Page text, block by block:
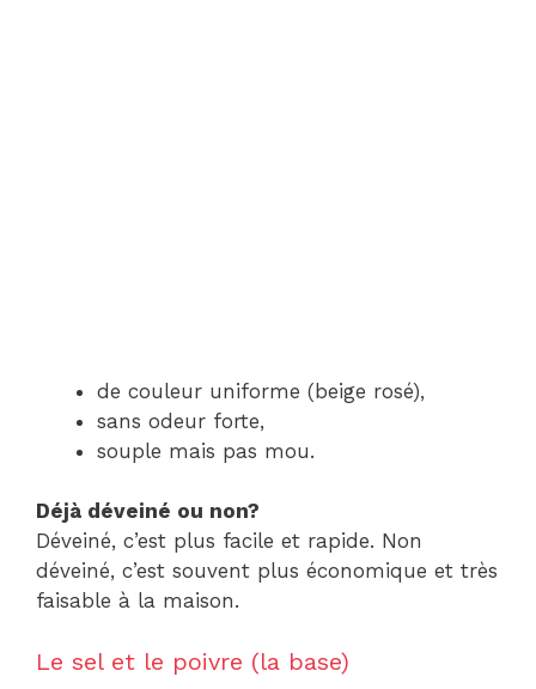
de couleur uniforme (beige rosé),
sans odeur forte,
souple mais pas mou.
Déjà déveiné ou non?
Déveiné, c’est plus facile et rapide. Non
déveiné, c’est souvent plus économique et très
faisable à la maison.
Le sel et le poivre (la base)